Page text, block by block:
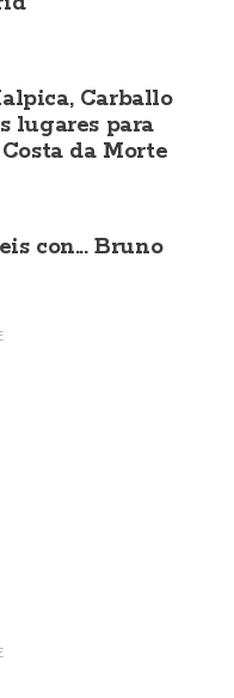
Carballo
lugares para
da Morte
con... Bruno